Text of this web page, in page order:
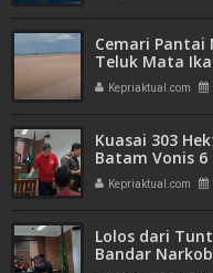
Cemari Pantai
Teluk Mata
Amdal
Kepriaktual.com
Kuasai 303
Batam Vonis
Kepriaktual.com
Lolos dari
Bandar